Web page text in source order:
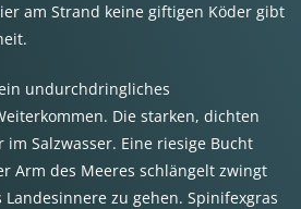
am Strand keine giftigen Köder gibt
undurchdringliches
Die starken, dichten
im Salzwasser. Eine riesige Bucht
Arm des Meeres schlängelt zwingt
zu gehen. Spinifexgras